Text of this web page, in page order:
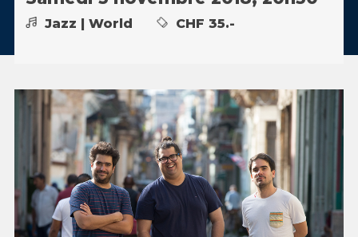
Jazz | World CHF 35.-